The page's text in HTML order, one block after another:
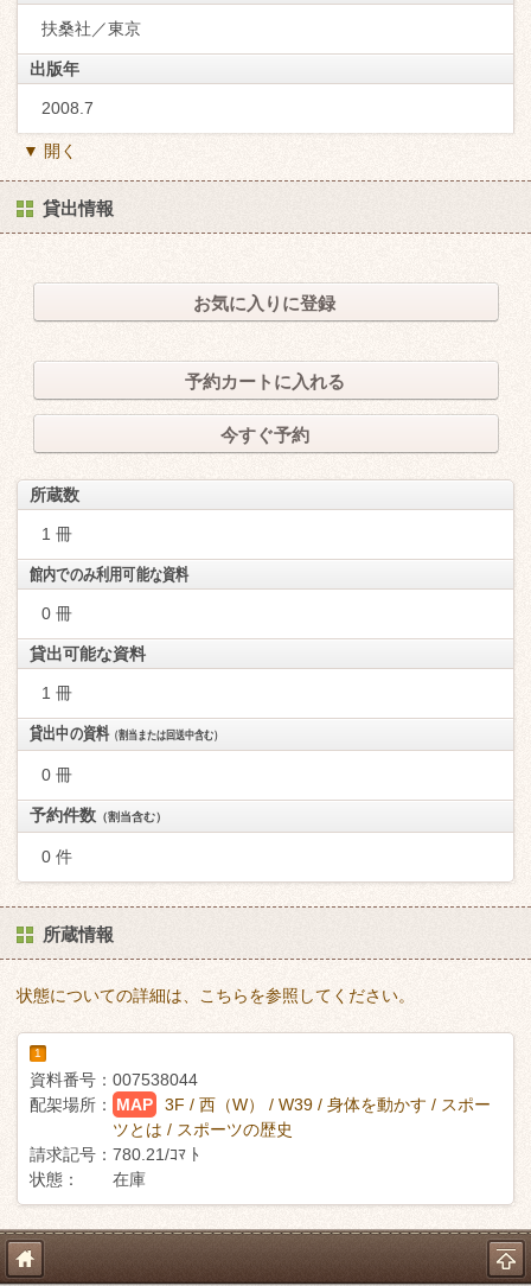
扶桑社／東京
出版年
2008.7
▼ 開く
貸出情報
お気に入りに登録
予約カートに入れる
今すぐ予約
所蔵数
1 冊
館内でのみ利用可能な資料
0 冊
貸出可能な資料
1 冊
貸出中の資料（割当または回送中含む）
0 冊
予約件数 （割当含む）
0 件
所蔵情報
状態についての詳細は、こちらを参照してください。
1
資料番号： 007538044
配架場所：
MAP
3F / 西（W） / W39 / 身体を動かす / スポー
ツとは / スポーツの歴史
請求記号： 780.21/ｺﾏ ﾄ
状態：
在庫